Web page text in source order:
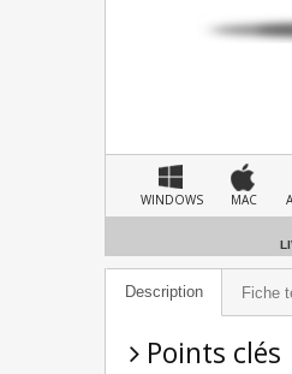
WINDOWS MAC
Description Fiche
Points clés